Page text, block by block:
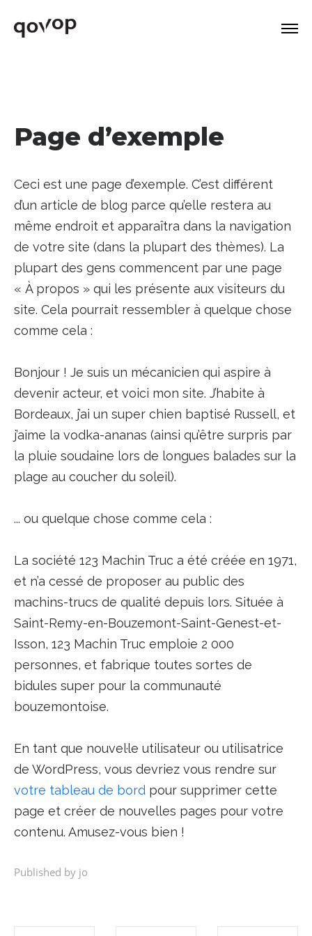
Page d’exemple
Ceci est une page d’exemple. C’est différent
d’un article de blog parce qu’elle restera au
même endroit et apparaîtra dans la navigation
de votre site (dans la plupart des thèmes). La
plupart des gens commencent par une page
« À propos » qui les présente aux visiteurs du
site. Cela pourrait ressembler à quelque chose
comme cela :
Bonjour ! Je suis un mécanicien qui aspire à
devenir acteur, et voici mon site. J’habite à
Bordeaux, j’ai un super chien baptisé Russell, et
j’aime la vodka-ananas (ainsi qu’être surpris par
la pluie soudaine lors de longues balades sur la
plage au coucher du soleil).
... ou quelque chose comme cela :
La société 123 Machin Truc a été créée en 1971,
et n’a cessé de proposer au public des
machins-trucs de qualité depuis lors. Située à
Saint-Remy-en-Bouzemont-Saint-Genest-et-
Isson, 123 Machin Truc emploie 2 000
personnes, et fabrique toutes sortes de
bidules super pour la communauté
bouzemontoise.
En tant que nouvel·le utilisateur ou utilisatrice
de WordPress, vous devriez vous rendre sur
votre tableau de bordpour supprimer cette
page et créer de nouvelles pages pour votre
contenu. Amusez-vous bien !
Published by jo